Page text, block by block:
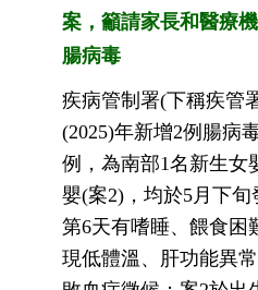
案，籲請家長和醫療
腸病毒
疾病管制署(下稱疾管
(2025)年新增2例腸病
例，為南部1名新生女
嬰(案2)，均於5月下
第6天有嗜睡、餵食困
現低體溫、肝功能異